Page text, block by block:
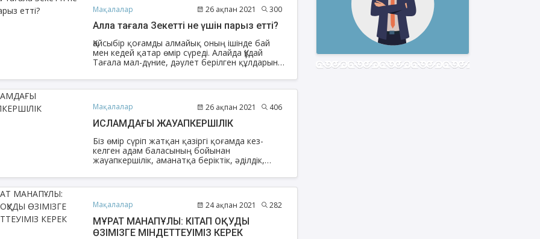
жақын екендігін ұғындырады. Халық
даналығында фәни өмірді «қамшының
сабындай» деп меңзеуі осы аяттың тәмсіліне,
терең мағынасына қабысады.
Мақалалар 26 ақпан 2021 300
Алла тағала Зекетті не үшін парыз етті?
Қайсыбір қоғамды алмайық оның ішінде бай
мен кедей қатар өмір сүреді. Алайда Құдай
Тағала мал-дүние, дәулет берілген құлдарына
зекетті парыз ету арқылы олардың назарын
қоғамдағы тұрмысы төмендердің өміріне бір
тең, жағдайы түзік адам тұрмысы
нашарлардың жағдайын сезіне бермейді.
Мақалалар 26 ақпан 2021 406
ИСЛАМДАҒЫ ЖАУАПКЕРШІЛІК
Біз өмір сүріп жатқан қазіргі қоғамда кез-
келген адам баласының бойынан
жауапкершілік, аманатқа беріктік, әділдік,
іздейтініміз жасырын емес. Себебі қоғам
көркем мінез иелеріне мұқтаж. Яғни жаман
мен адам арасындағы тепе-теңдікті бұзып,
қоғамның құлдырауына әкеп соғатыны
белгілі. Ол үшін не істемек керек?
Мақалалар 24 ақпан 2021 282
МҰРАТ МАНАПҰЛЫ: КІТАП ОҚУДЫ
ӨЗІМІЗГЕ МІНДЕТТЕУІМІЗ КЕРЕК